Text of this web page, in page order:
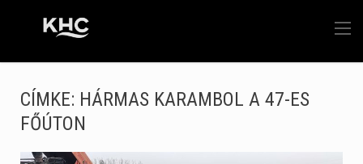
CÍMKE: HÁRMAS KARAMBOL A 47-ES
FŐÚTON